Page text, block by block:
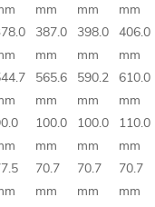
mm mm
mm
387.0
mm
398.0
mm
406.0
mm
565.6
mm
590.2
mm
610.0
mm
100.0
mm
100.0
mm
110.0
mm
70.7
mm
70.7
mm
70.7
mm